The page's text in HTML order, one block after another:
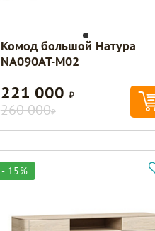
Комод большой Натура
NA090AT-M02
221 000 Р
260 000Р
- 15%